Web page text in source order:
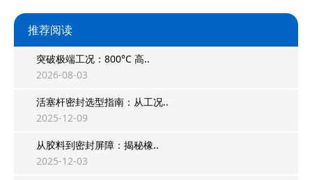
推荐阅读
突破极端工况：800°C 高..
2026-08-03
活塞杆密封选型指南：从工况..
2025-12-09
从胶料到密封屏障：揭秘橡..
2025-12-03